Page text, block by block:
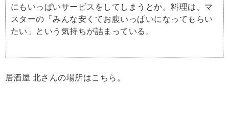
にもいっぱいサービスをしてしまうとか。料理は、マ
スターの「みんな安くてお腹いっぱいになってもらい
たい」という気持ちが詰まっている。
居酒屋 北さんの場所はこちら。